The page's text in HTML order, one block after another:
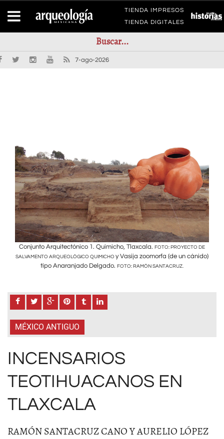
TIENDA IMPRESOS
TIENDA DIGITALES
7-ago-2026
Conjunto Arquitectónico 1. Quimicho, Tlaxcala. FOTO: PROYECTO DE
SALVAMENTO ARQUEOLÓGICO QUIMICHO y Vasija zoomorfa (de un cánido)
tipo Anaranjado Delgado. FOTO: RAMÓN SANTACRUZ.
MÉXICO ANTIGUO
INCENSARIOS
TEOTIHUACANOS EN
TLAXCALA
RAMÓN SANTACRUZ CANO Y AURELIO LÓPEZ